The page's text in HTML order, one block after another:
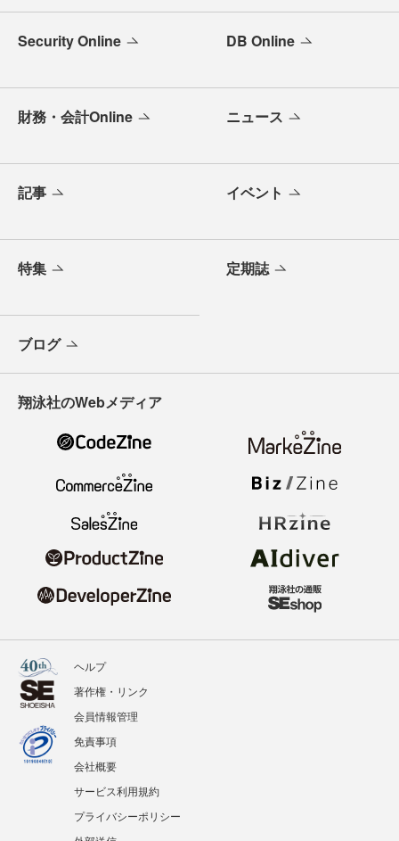
Security Online DB Online
財務・会計Online ニュース
記事 イベント
特集 定期誌
ブログ
翔泳社のWebメディア
ヘルプ
著作権・リンク
会員情報管理
免責事項
会社概要
サービス利用規約
プライバシーポリシー